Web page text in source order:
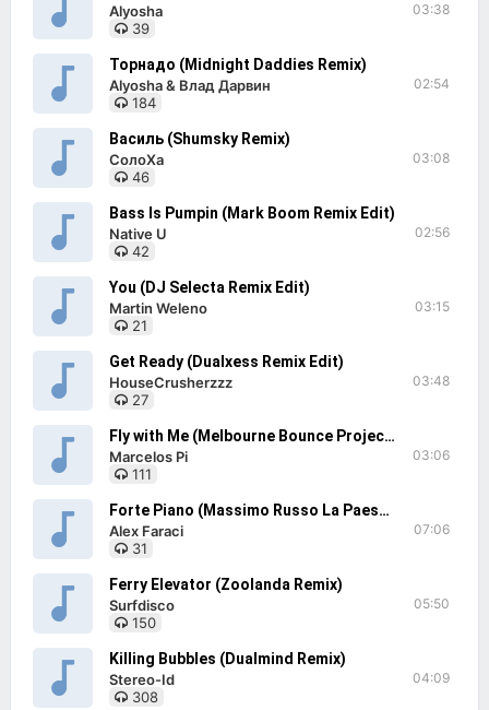
Alyosha
39
03:38
Торнадо (Midnight Daddies Remix)
Alyosha & Влад Дарвин
184
02:54
Василь (Shumsky Remix)
СолоХа
46
03:08
Bass Is Pumpin (Mark Boom Remix Edit)
Native U
42
02:56
You (DJ Selecta Remix Edit)
Martin Weleno
21
03:15
Get Ready (Dualxess Remix Edit)
HouseCrusherzzz
27
03:48
Fly with Me (Melbourne Bounce Project Remix Edit)
Marcelos Pi
111
03:06
Forte Piano (Massimo Russo La Paesana Remix)
Alex Faraci
31
07:06
Ferry Elevator (Zoolanda Remix)
Surfdisco
150
05:50
Killing Bubbles (Dualmind Remix)
Stereo-Id
308
04:09